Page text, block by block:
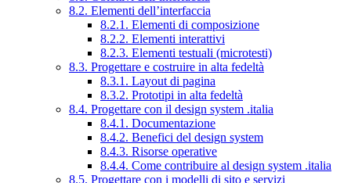
8.2. Elementi dell’interfaccia
8.2.1. Elementi di composizione
8.2.2. Elementi interattivi
8.2.3. Elementi testuali (microtesti)
8.3. Progettare e costruire in alta fedeltà
8.3.1. Layout di pagina
8.3.2. Prototipi in alta fedeltà
8.4. Progettare con il design system .italia
8.4.1. Documentazione
8.4.2. Benefici del design system
8.4.3. Risorse operative
8.4.4. Come contribuire al design system .italia
8.5. Progettare con i modelli di sito e servizi